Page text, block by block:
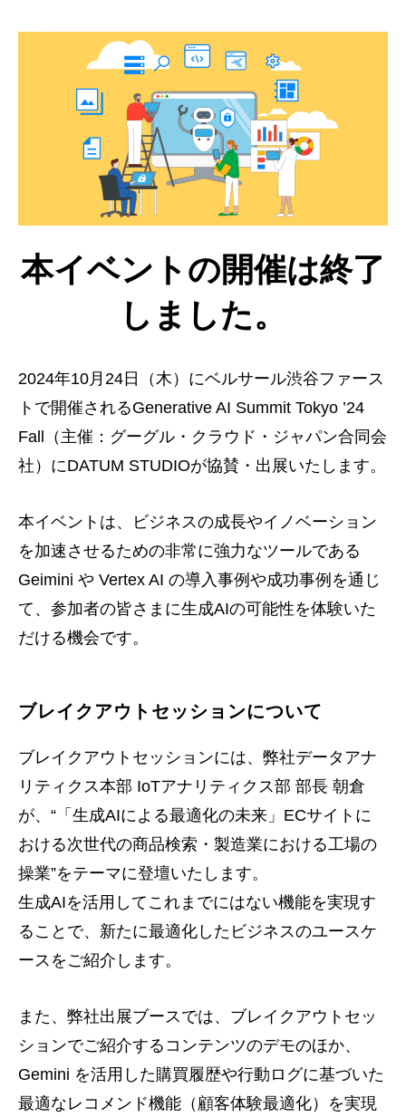
本イベントの開催は終了
しました。
2024年10⽉24日（木）にベルサール渋谷ファース
トで開催されるGenerative AI Summit Tokyo ’24
Fall（主催：グーグル・クラウド・ジャパン合同会
社）にDATUM STUDIOが協賛・出展いたします。
本イベントは、ビジネスの成長やイノベーション
を加速させるための非常に強力なツールである
Geimini や Vertex AI の導入事例や成功事例を通じ
て、参加者の皆さまに生成AIの可能性を体験いた
だける機会です。
ブレイクアウトセッションについて
ブレイクアウトセッションには、弊社データアナ
リティクス本部 IoTアナリティクス部 部長 朝倉
が、“「生成AIによる最適化の未来」ECサイトに
おける次世代の商品検索・製造業における工場の
操業”をテーマに登壇いたします。
生成AIを活用してこれまでにはない機能を実現す
ることで、新たに最適化したビジネスのユースケ
ースをご紹介します。
また、弊社出展ブースでは、ブレイクアウトセッ
ションでご紹介するコンテンツのデモのほか、
Gemini を活用した購買履歴や行動ログに基づいた
最適なレコメンド機能（顧客体験最適化）を実現